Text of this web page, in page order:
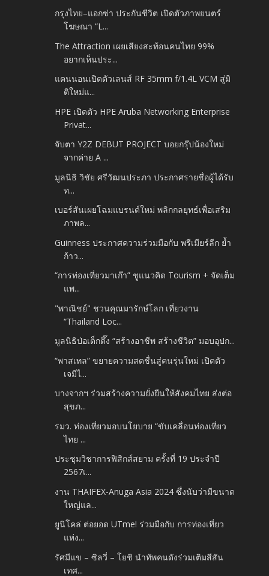
กรุงไทย–แอกซ่า ประกันชีวิต เปิดตัวภาพยนตร์
โฆษณา “L...
The Attraction เผยเสียงสะท้อนคนไทย 99%
อยากเห็นประ...
แคนนอนเปิดตัวเลนส์ RF 35mm f/1.4L VCM สู่มิ
ติใหม่แ...
HPE เปิดตัว HPE Aruba Networking Enterprise
Privat...
จับตา Y2Z DEBUT PROJECT บอยกรุ๊ปน้องใหม่
จากค่าย A ...
มูลนิธิ วิชัย ศรีวัฒนประภา ประกาศรายชื่อผู้ได้รับ
ท...
เบอร์สันเผยโฉมแบรนด์ใหม่ พลิกกลยุทธ์เพื่อเสริม
ภาพล...
Guinness ประกาศความร่วมมือกับ พรีเมียร์ลีก ย้ำ
ก้าว...
“การท่องเที่ยวมาเก๊า” ชูแนวคิด Tourism + จัดเต็ม
แพ...
"พาณิชย์" ชวนคุณมารักษ์โลก เที่ยวงาน
“Thailand Loc...
มูลนิธิป่อเต็กตึ๊ง “สร้างอาชีพ สร้างชีวิต” มอบอุปก...
“พาสเทล” ขยายความสดชื่นสู่คนรุ่นใหม่ เปิดตัว
เจมีไ...
บางจากฯ ร่วมสร้างความยั่งยืนให้สังคมไทย ส่งต่อ
สุขภ...
รมว. ท่องเที่ยวมอบนโยบาย “ขับเคลื่อนท่องเที่ยว
ไทย ...
ประชุมวิชาการฟิสิกส์สยาม ครั้งที่ 19 ประจำปี
2567เ...
งาน THAIFEX-Anuga Asia 2024 ซึ่งนับว่ามีขนาด
ใหญ่แล...
ยูนิโคล่ ต่อยอด UTme! ร่วมมือกับ การท่องเที่ยว
แห่ง...
รัศมีแข – ซิลวี่ – โยชิ นำทัพคนดังร่วมเติมสีสัน
เทศ...